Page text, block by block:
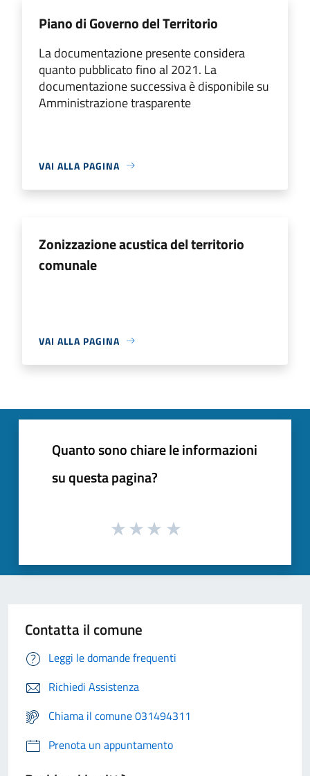
Piano di Governo del Territorio
La documentazione presente considera
quanto pubblicato fino al 2021. La
documentazione successiva è disponibile su
Amministrazione trasparente
VAI ALLA PAGINA
Zonizzazione acustica del territorio
comunale
VAI ALLA PAGINA
Quanto sono chiare le informazioni
su questa pagina?
Contatta il comune
Leggi le domande frequenti
Richiedi Assistenza
Chiama il comune 031494311
Prenota un appuntamento